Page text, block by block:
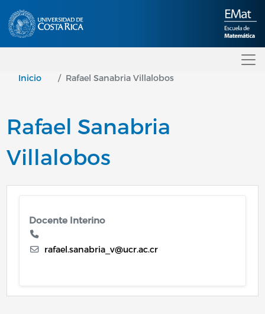
Inicio Rafael Sanabria Villalobos
Rafael Sanabria
Villalobos
Docente Interino
rafael.sanabria_v@ucr.ac.cr